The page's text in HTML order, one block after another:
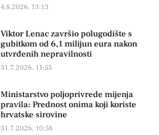
4.8.2026, 13:13
Viktor Lenac završio polugodište s
gubitkom od 6,1 milijun eura nakon
utvrđenih nepravilnosti
31.7.2026, 11:55
Ministarstvo poljoprivrede mijenja
pravila: Prednost onima koji koriste
hrvatske sirovine
31.7.2026, 10:58